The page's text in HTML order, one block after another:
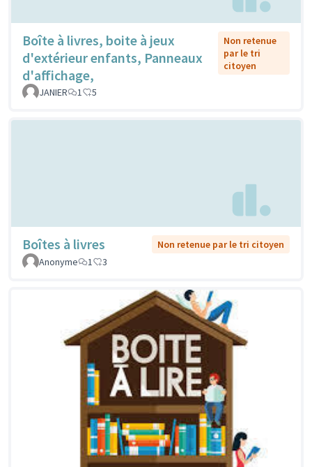
Boîte à livres, boite à jeux
d'extérieur enfants, Panneaux
d'affichage,
Non retenue
par le tri
citoyen
JANIER 1 5
Boîtes à livres
Non retenue par le tri citoyen
Anonyme
1 3